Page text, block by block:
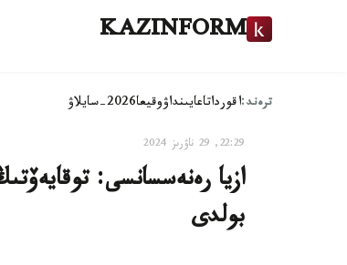
KAZINFORM
ترەند:اقورداتاعايىنداۋوقيعا2026-سايلاۋ
22:29, 29 ناۋرىز 2024
ازيا رەنەسسانسى:
بولدى